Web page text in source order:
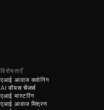
विशेषताएँ
एआई आवाज क्लोनिंग
एआई आवाज मिश्रण
AI वॉयस चेंजर्स
एआई मास्टरिंग